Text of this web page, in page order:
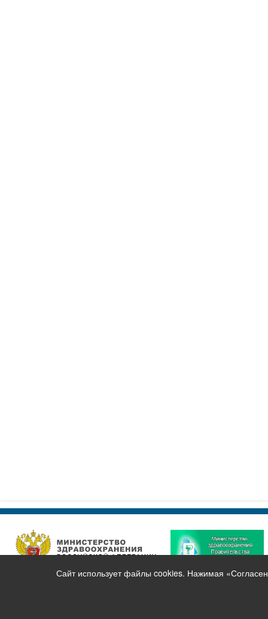
Сайт использует файлы cookies. Нажимая